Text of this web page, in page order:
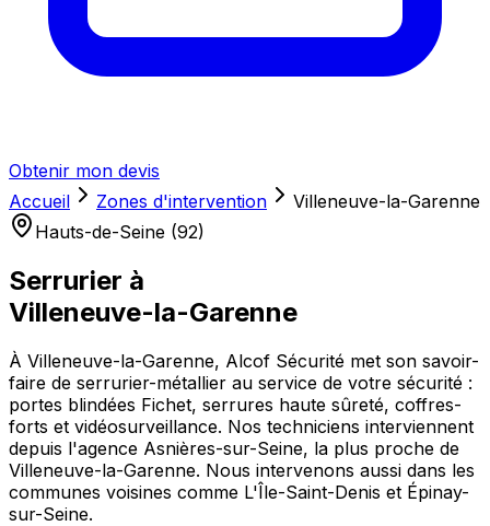
Obtenir mon devis
Accueil
Zones d'intervention
Villeneuve-la-Garenne
Hauts-de-Seine (92)
Serrurier à
Villeneuve-la-Garenne
À Villeneuve-la-Garenne, Alcof Sécurité met son savoir-
faire de serrurier-métallier au service de votre sécurité :
portes blindées Fichet, serrures haute sûreté, coffres-
forts et vidéosurveillance. Nos techniciens interviennent
depuis l'agence Asnières-sur-Seine, la plus proche de
Villeneuve-la-Garenne. Nous intervenons aussi dans les
communes voisines comme L'Île-Saint-Denis et Épinay-
sur-Seine.